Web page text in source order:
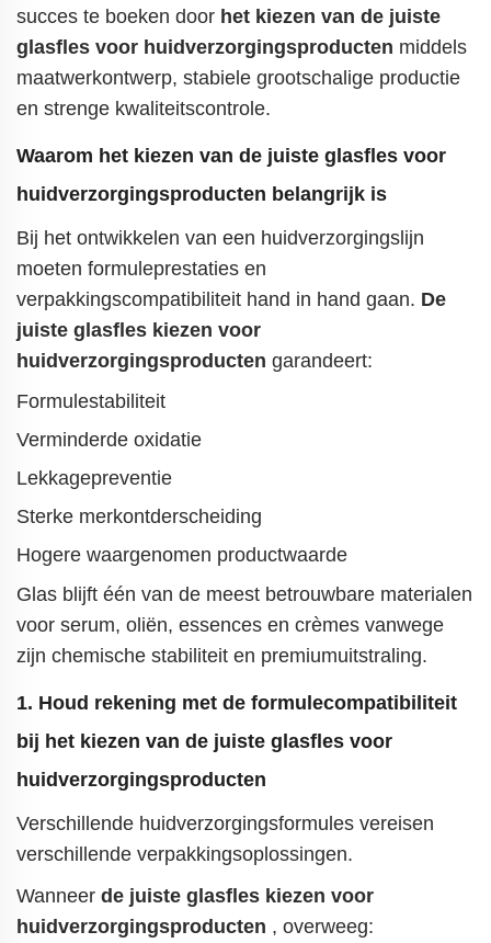
succes te boeken door het kiezen van de juiste
glasfles voor huidverzorgingsproducten middels
maatwerkontwerp, stabiele grootschalige productie
en strenge kwaliteitscontrole.
Waarom het kiezen van de juiste glasfles voor
huidverzorgingsproducten belangrijk is
Bij het ontwikkelen van een huidverzorgingslijn
moeten formuleprestaties en
verpakkingscompatibiliteit hand in hand gaan. De
juiste glasfles kiezen voor
huidverzorgingsproducten garandeert:
Formulestabiliteit
Verminderde oxidatie
Lekkagepreventie
Sterke merkontderscheiding
Hogere waargenomen productwaarde
Glas blijft één van de meest betrouwbare materialen
voor serum, oliën, essences en crèmes vanwege
zijn chemische stabiliteit en premiumuitstraling.
1. Houd rekening met de formulecompatibiliteit
bij het kiezen van de juiste glasfles voor
huidverzorgingsproducten
Verschillende huidverzorgingsformules vereisen
verschillende verpakkingsoplossingen.
Wanneer de juiste glasfles kiezen voor
huidverzorgingsproducten , overweeg: